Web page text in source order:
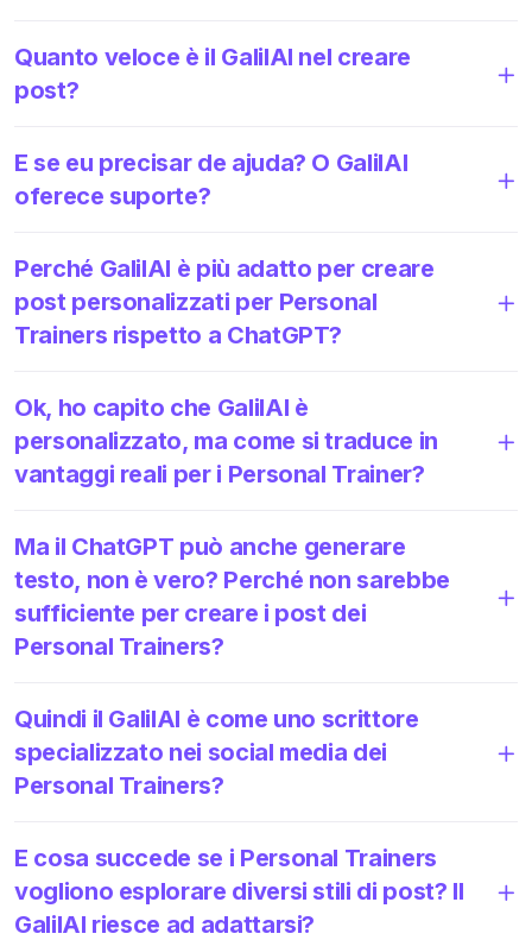
Quanto veloce è il GalilAI nel creare
post?
E se eu precisar de ajuda? O GalilAI
oferece suporte?
Perché GalilAI è più adatto per creare
post personalizzati per Personal
Trainers rispetto a ChatGPT?
Ok, ho capito che GalilAI è
personalizzato, ma come si traduce in
vantaggi reali per i Personal Trainer?
Ma il ChatGPT può anche generare
testo, non è vero? Perché non sarebbe
sufficiente per creare i post dei
Personal Trainers?
Quindi il GalilAI è come uno scrittore
specializzato nei social media dei
Personal Trainers?
E cosa succede se i Personal Trainers
vogliono esplorare diversi stili di post? Il
GalilAI riesce ad adattarsi?